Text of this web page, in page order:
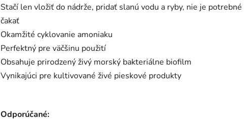
Stačí len vložiť do nádrže, pridať slanú vodu a ryby, nie je potrebné
čakať
Okamžité cyklovanie amoniaku
Perfektný pre väčšinu použití
Obsahuje prirodzený živý morský bakteriálne biofilm
Vynikajúci pre kultivované živé pieskové produkty
Odporúčané: